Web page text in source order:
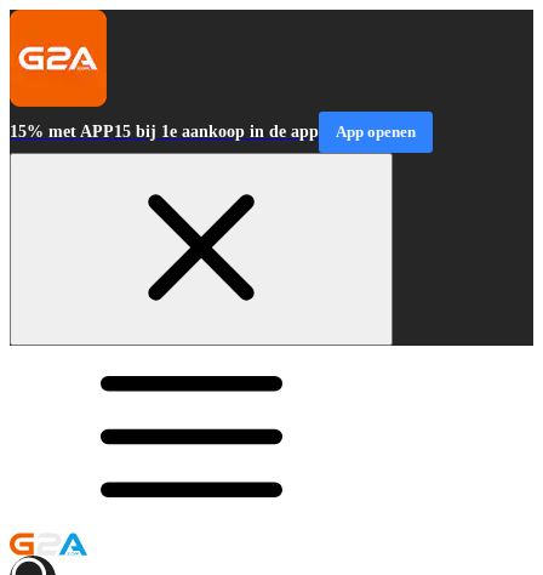
15% met APP15 bij 1e aankoop in de app App openen